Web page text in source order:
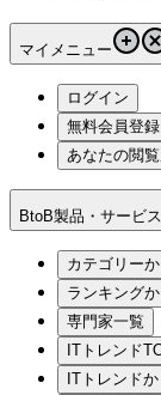
マイメニュー
ログイン
無料会員登録
あなたの閲
BtoB製品・サービ
カテゴリー
ランキング
専門家一覧
ITトレンド
ITトレンド